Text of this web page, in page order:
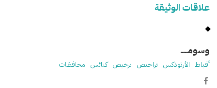
علاقات الوثيقة
وسومـــــ
أقباط الأرثوذكس تراخيص ترخيص كنائس محافظات